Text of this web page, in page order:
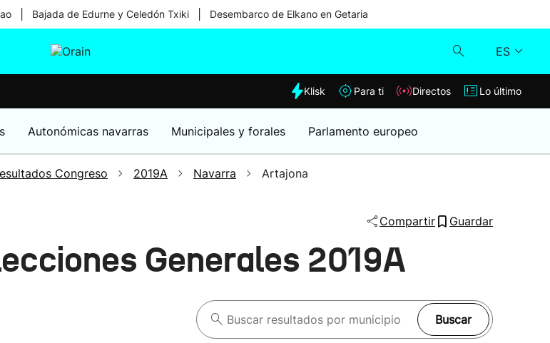
Bajada de Edurne y Celedón Txiki Desembarco de Elkano en Getaria
ES
Klisk
Lo último
Klisk Para ti Directos Lo último
Autonómicas navarras Municipales y forales Parlamento europeo
Congreso 2019A Navarra Artajona
Compartir Guardar
Generales 2019A
Buscar